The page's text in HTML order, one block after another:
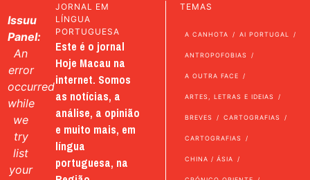
Issuu
Panel:
An
error
occurred
while
we
try
list
your
JORNAL EM
LÍNGUA
PORTUGUESA
Este é o jornal
Hoje Macau na
internet. Somos
as notícias, a
análise, a opinião
e muito mais, em
língua
portuguesa, na
TEMAS
A CANHOTA AI PORTUGAL
ANTROPOFOBIAS
A OUTRA FACE
ARTES, LETRAS E IDEIAS
BREVES CARTOGRAFIAS
CARTOGRAFIAS
CHINA / ÁSIA